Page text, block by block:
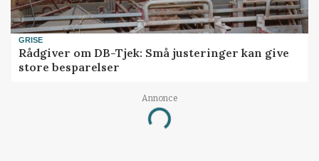
GRISE
Rådgiver om DB-Tjek: Små justeringer kan give
store besparelser
Annonce
Loading...